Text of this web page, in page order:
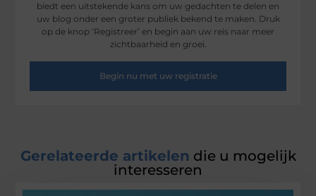
biedt een uitstekende kans om uw gedachten te delen en
uw blog onder een groter publiek bekend te maken. Druk
op de knop ‘Registreer’ en begin aan uw reis naar meer
zichtbaarheid en groei.
Begin nu met uw registratie
Gerelateerde artikelen die u mogelijk
interesseren